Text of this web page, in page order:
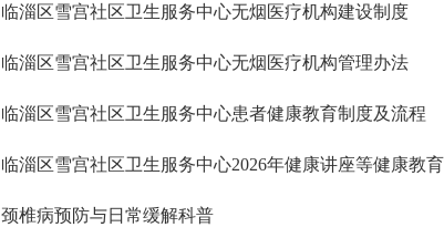
临淄区雪宫社区卫生服务中心无烟医疗机构建设制度
临淄区雪宫社区卫生服务中心无烟医疗机构管理办法
临淄区雪宫社区卫生服务中心患者健康教育制度及流程
临淄区雪宫社区卫生服务中心2026年健康讲座等健康教
颈椎病预防与日常缓解科普